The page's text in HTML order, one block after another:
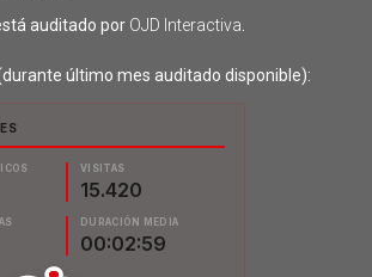
auditado por OJD Interactiva
(durante último mes auditado disponible):